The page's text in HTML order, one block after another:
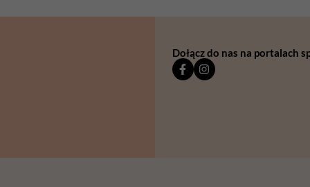
Dołącz do nas na portalach